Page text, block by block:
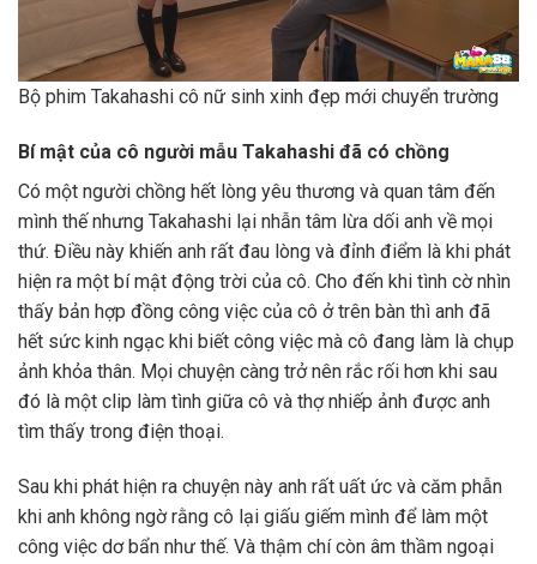
Bộ phim Takahashi cô nữ sinh xinh đẹp mới chuyển trường
Bí mật của cô người mẫu Takahashi đã có chồng
Có một người chồng hết lòng yêu thương và quan tâm đến
mình thế nhưng Takahashi lại nhẫn tâm lừa dối anh về mọi
thứ. Điều này khiến anh rất đau lòng và đỉnh điểm là khi phát
hiện ra một bí mật động trời của cô. Cho đến khi tình cờ nhìn
thấy bản hợp đồng công việc của cô ở trên bàn thì anh đã
hết sức kinh ngạc khi biết công việc mà cô đang làm là chụp
ảnh khỏa thân. Mọi chuyện càng trở nên rắc rối hơn khi sau
đó là một clip làm tình giữa cô và thợ nhiếp ảnh được anh
tìm thấy trong điện thoại.
Sau khi phát hiện ra chuyện này anh rất uất ức và căm phẫn
khi anh không ngờ rằng cô lại giấu giếm mình để làm một
công việc dơ bẩn như thế. Và thậm chí còn âm thầm ngoại